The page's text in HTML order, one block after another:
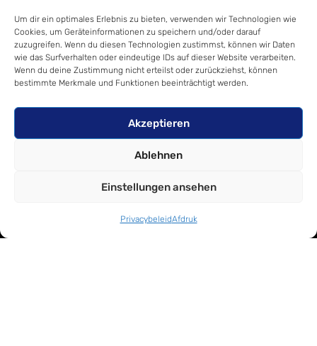
Um dir ein optimales Erlebnis zu bieten, verwenden wir Technologien wie
Cookies, um Geräteinformationen zu speichern und/oder darauf
zuzugreifen. Wenn du diesen Technologien zustimmst, können wir Daten
wie das Surfverhalten oder eindeutige IDs auf dieser Website verarbeiten.
Wenn du deine Zustimmung nicht erteilst oder zurückziehst, können
bestimmte Merkmale und Funktionen beeinträchtigt werden.
Akzeptieren
Ablehnen
Einstellungen ansehen
PrivacybeleidAfdruk
CONTACT
EUROMODA
Neuss
Anton-
Str. 2
info@euromoda-
OPENINGSTIJDEN
Maandag,
donderdag
9:00 - 17:00
9:00 -
LINKS
Shopfinder
Afdruk
Privacybeleid